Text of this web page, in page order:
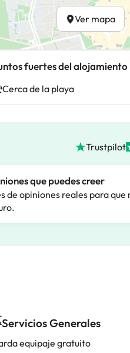
Ver mapa
fuertes del alojamiento
Cerca de la playa
Trustpilot
que puedes creer
de opiniones reales para que
Servicios Generales
equipaje gratuito